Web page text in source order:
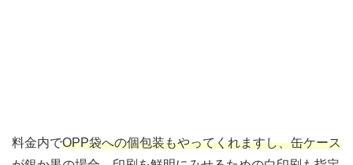
料金内でOPP袋への個包装もやってくれますし、缶ケース